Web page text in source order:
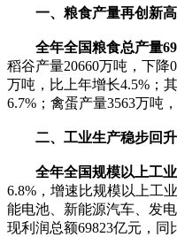
一、粮食产量再创新
全年全国粮食总产量
稻谷产量20660万吨，下降
万吨，比上年增长4.5%；
6.7%；禽蛋产量3563万吨
二、工业生产稳步回
全年全国规模以上工
6.8%，增速比规模以上工
能电池、新能源汽车、发
现利润总额69823亿元，同